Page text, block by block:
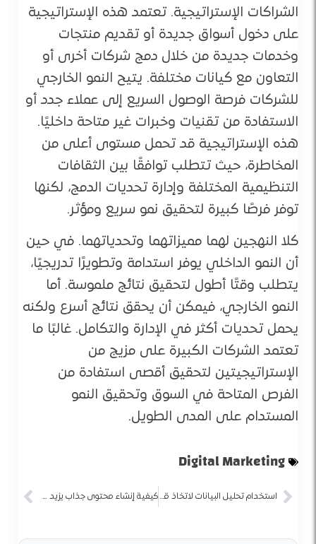
الشراكات الإستراتيجية. تعتمد هذه الإستراتيجية
على دخول أسواق جديدة أو تقديم منتجات
وخدمات جديدة من خلال دمج شركات أخرى أو
التعاون مع كيانات مختلفة. يتيح النمو الخارجي
للشركات فرصة الوصول السريع إلى عملاء جدد أو
الاستفادة من تقنيات وخبرات غير متاحة داخليًا.
هذه الإستراتيجية قد تحمل مستوى أعلى من
المخاطرة، حيث تتطلب توافقًا بين الثقافات
التنظيمية المختلفة وإدارة تحديات الدمج، لكنها
توفر فرصًا كبيرة لتحقيق نمو سريع ومؤثر.
كلا النهجين لهما مميزاتهما وتحدياتهما. في حين
أن النمو الداخلي يوفر استدامة وتطويرًا تدريجيًا،
يتطلب وقتًا أطول لتحقيق نتائج ملموسة. أما
النمو الخارجي، فيمكن أن يحقق نتائج أسرع ولكنه
يحمل تحديات أكثر في الإدارة والتكامل. غالبًا ما
تعتمد الشركات الكبيرة على مزيج من
الإستراتيجيتين لتحقيق أقصى استفادة من
الفرص المتاحة في السوق وتحقيق النمو
المستدام على المدى الطويل.
Digital Marketing
استخدام تحليل البيانات لاتخاذ قرارات تسويقية فعّالة كيفية إنشاء محتوى جذاب يزيد من معدلات التحويل